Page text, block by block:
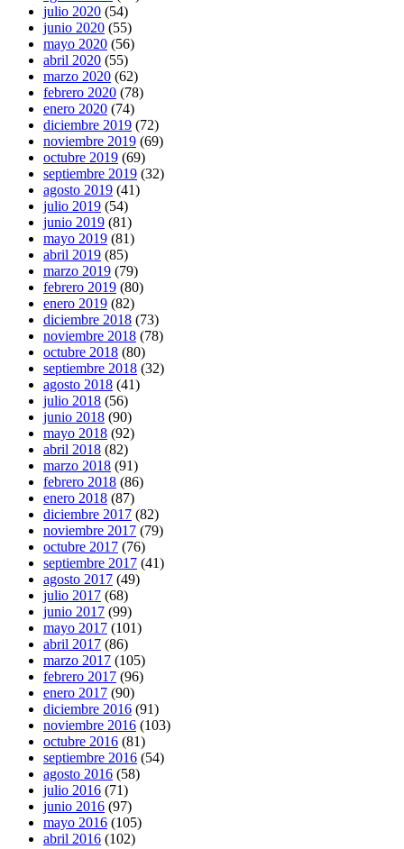
julio 2020 (54)
junio 2020 (55)
mayo 2020 (56)
abril 2020 (55)
marzo 2020 (62)
febrero 2020 (78)
enero 2020 (74)
diciembre 2019 (72)
noviembre 2019 (69)
octubre 2019 (69)
septiembre 2019 (32)
agosto 2019 (41)
julio 2019 (54)
junio 2019 (81)
mayo 2019 (81)
abril 2019 (85)
marzo 2019 (79)
febrero 2019 (80)
enero 2019 (82)
diciembre 2018 (73)
noviembre 2018 (78)
octubre 2018 (80)
septiembre 2018 (32)
agosto 2018 (41)
julio 2018 (56)
junio 2018 (90)
mayo 2018 (92)
abril 2018 (82)
marzo 2018 (91)
febrero 2018 (86)
enero 2018 (87)
diciembre 2017 (82)
noviembre 2017 (79)
octubre 2017 (76)
septiembre 2017 (41)
agosto 2017 (49)
julio 2017 (68)
junio 2017 (99)
mayo 2017 (101)
abril 2017 (86)
marzo 2017 (105)
febrero 2017 (96)
enero 2017 (90)
diciembre 2016 (91)
noviembre 2016 (103)
octubre 2016 (81)
septiembre 2016 (54)
agosto 2016 (58)
julio 2016 (71)
junio 2016 (97)
mayo 2016 (105)
abril 2016 (102)